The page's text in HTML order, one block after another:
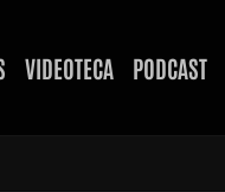
VIDEOTECA PODCAST